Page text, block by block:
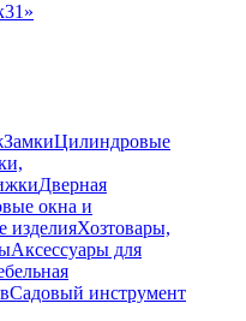
ЗамкиЦилиндровые
Дверная
окна и
изделияХозтовары,
Аксессуары для
Садовый инструмент